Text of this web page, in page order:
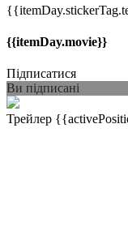
{{itemDay.movie}}
Підписатися
Ви підписані
Трейлер